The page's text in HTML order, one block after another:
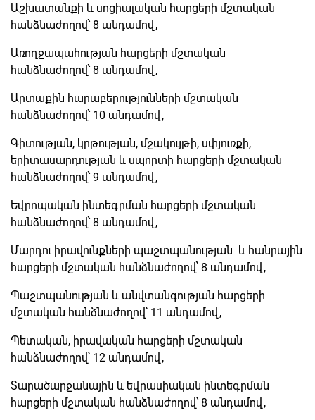
Աշխատանքի և սոցիալական հարցերի մշտական
հանձնաժողով՝ 8 անդամով,
Առողջապահության հարցերի մշտական
հանձնաժողով՝ 8 անդամով,
Արտաքին հարաբերությունների մշտական
հանձնաժողով՝ 10 անդամով,
Գիտության, կրթության, մշակույթի, սփյուռքի,
երիտասարդության և սպորտի հարցերի մշտական
հանձնաժողով՝ 9 անդամով,
Եվրոպական ինտեգրման հարցերի մշտական
հանձնաժողով՝ 8 անդամով,
Մարդու իրավունքների պաշտպանության և հանրային
հարցերի մշտական հանձնաժողով՝ 8 անդամով,
Պաշտպանության և անվտանգության հարցերի
մշտական հանձնաժողով՝ 11 անդամով,
Պետական, իրավական հարցերի մշտական
հանձնաժողով՝ 12 անդամով,
Տարածարջանային և եվրասիական ինտեգրման
հարցերի մշտական հանձնաժողով՝ 8 անդամով,